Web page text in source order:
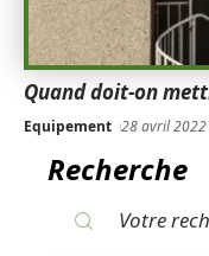
Quand doit-on
Equipement 28 avril 2022
Recherche